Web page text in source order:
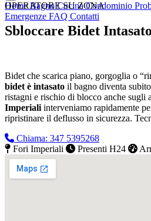
HomeBagnoCucinaCondominio
Emergenze FAQ Contatti
OPERATORE SU ZONA
Sbloccare Bidet
Bidet che scarica piano, gorgoglia o
bidet è intasato il bagno diventa
ristagni e rischio di blocco anche sugli
Imperiali interveniamo rapidamente
ripristinare il deflusso in sicurezza.
Chiama: 347 5395268
Fori Imperiali
Presenti H24